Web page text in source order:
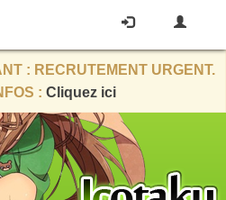
: RECRUTEMENT URGENT.
: Cliquez ici